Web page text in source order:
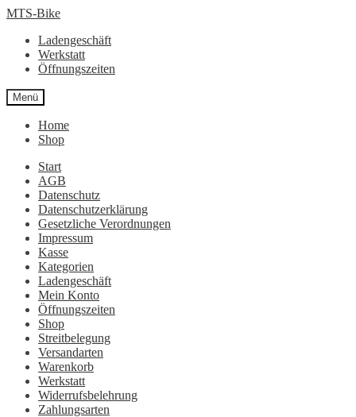
Zur
springen
Zum
springen
MTS-Bike
Ladengeschäft
Werkstatt
Öffnungszeiten
Menü
Home
Shop
Start
AGB
Datenschutz
Datenschutzerklärung
Gesetzliche Verordnungen
Impressum
Kasse
Kategorien
Ladengeschäft
Mein Konto
Öffnungszeiten
Shop
Streitbelegung
Versandarten
Warenkorb
Werkstatt
Widerrufsbelehrung
Zahlungsarten